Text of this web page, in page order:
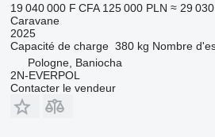
19 040 000 F CFA 125 000 PLN ≈ 29
Caravane
2025
Capacité de charge 380 kg Nombre
Pologne, Baniocha
2N-EVERPOL
Contacter le vendeur